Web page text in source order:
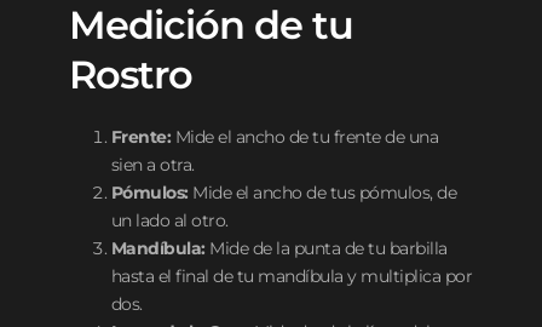
Medición de tu
Rostro
Frente: Mide el ancho de tu frente de una
sien a otra.
Pómulos: Mide el ancho de tus pómulos, de
un lado al otro.
Mandíbula: Mide de la punta de tu barbilla
hasta el final de tu mandíbula y multiplica por
dos.